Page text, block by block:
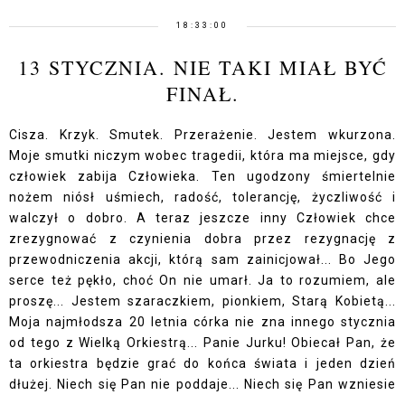
18:33:00
13 STYCZNIA. NIE TAKI MIAŁ BYĆ
FINAŁ.
Cisza. Krzyk. Smutek. Przerażenie. Jestem wkurzona.
Moje smutki niczym wobec tragedii, która ma miejsce, gdy
człowiek zabija Człowieka. Ten ugodzony śmiertelnie
nożem niósł uśmiech, radość, tolerancję, życzliwość i
walczył o dobro. A teraz jeszcze inny Człowiek chce
zrezygnować z czynienia dobra przez rezygnację z
przewodniczenia akcji, którą sam zainicjował... Bo Jego
serce też pękło, choć On nie umarł. Ja to rozumiem, ale
proszę... Jestem szaraczkiem, pionkiem, Starą Kobietą...
Moja najmłodsza 20 letnia córka nie zna innego stycznia
od tego z Wielką Orkiestrą... Panie Jurku! Obiecał Pan, że
ta orkiestra będzie grać do końca świata i jeden dzień
dłużej. Niech się Pan nie poddaje... Niech się Pan wzniesie